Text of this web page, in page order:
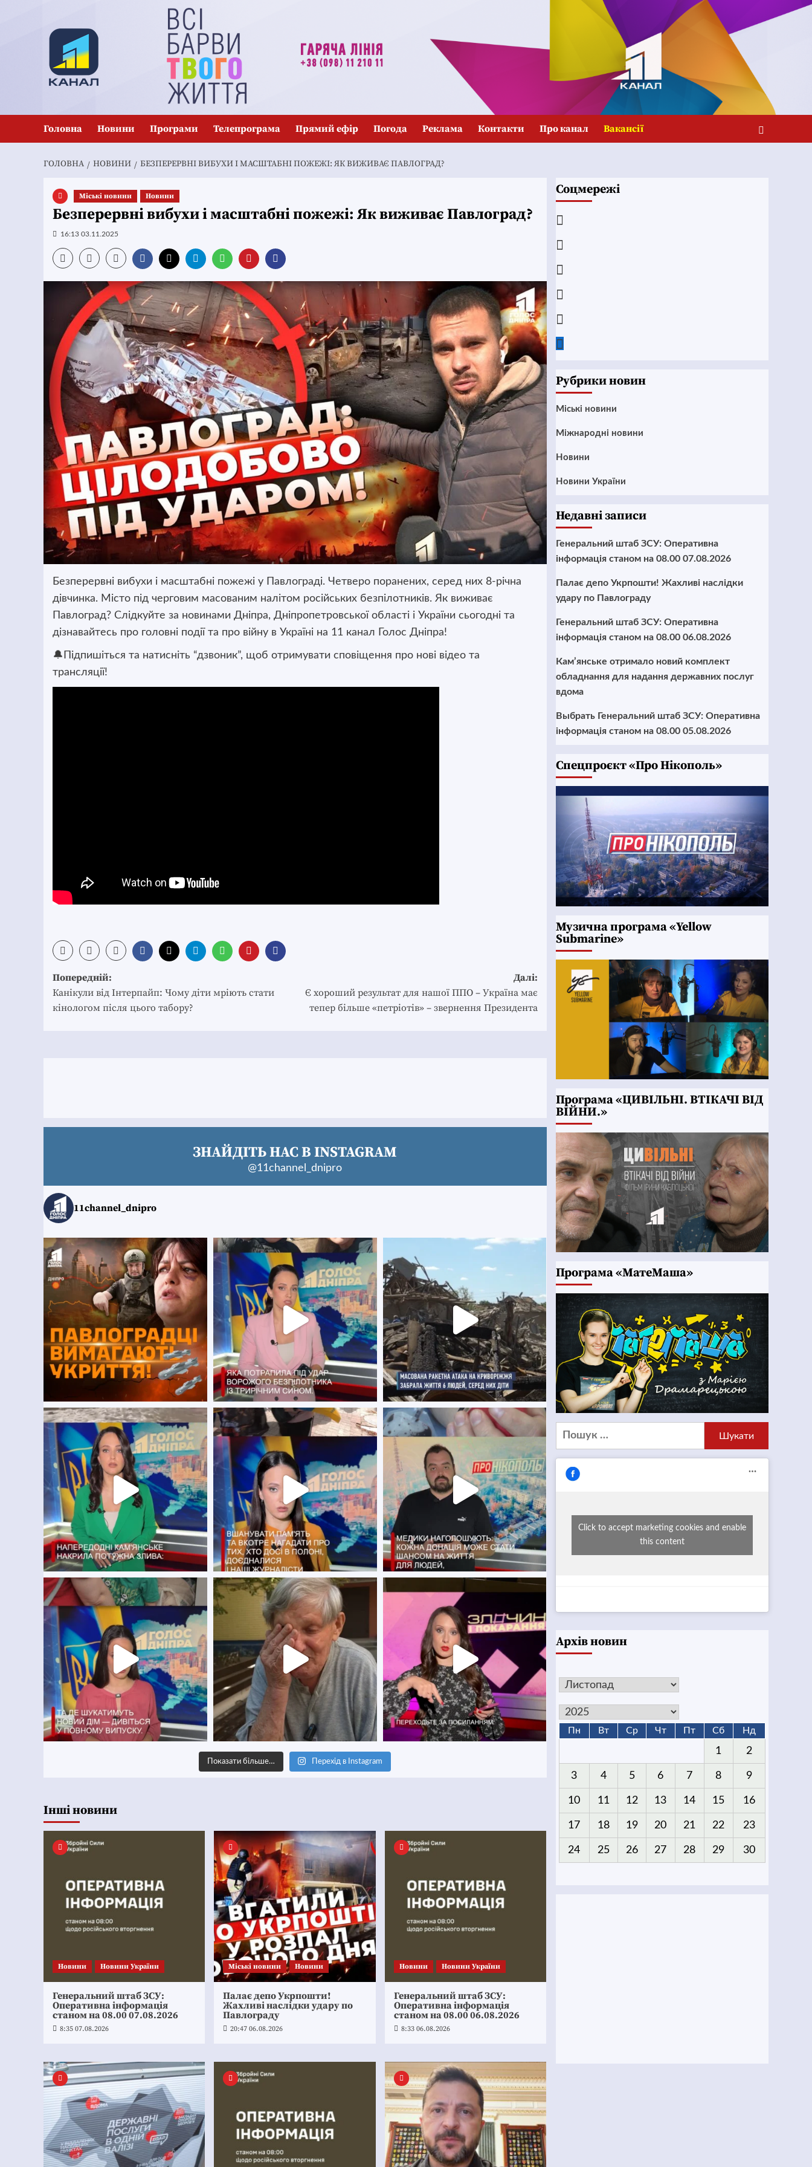
Головна Новини Програми Телепрограма Прямий ефір Погода Реклама Контакти Про канал Вакансії
ГОЛОВНА НОВИНИ БЕЗПЕРЕРВНІ ВИБУХИ І МАСШТАБНІ ПОЖЕЖІ: ЯК ВИЖИВАЄ ПАВЛОГРАД?
Mіські новини Новини
Безперервні вибухи і масштабні пожежі: Як виживає Павлоград?
16:13 03.11.2025
Безперервні вибухи і масштабні пожежі у Павлограді. Четверо поранених, серед них 8-річна
дівчинка. Місто під черговим масованим налітом російських безпілотників. Як виживає
Павлоград? Слідкуйте за новинами Дніпра, Дніпропетровської області і України сьогодні та
дізнавайтесь про головні події та про війну в Україні на 11 канал Голос Дніпра!
🔔Підпишіться та натисніть “дзвоник”, щоб отримувати сповіщення про нові відео та
трансляції!
Post
navigation
Попередній:
Канікули від Інтерпайп: Чому діти мріють стати
кінологом після цього табору?
Далі:
Є хороший результат для нашої ППО – Україна має
тепер більше «петріотів» – звернення Президента
ЗНАЙДІТЬ НАС В INSTAGRAM
@11channel_dnipro
11channel_dnipro
Показати більше… Перехід в Instagram
Інші новини
Новини Новини України
Генеральний штаб ЗСУ:
Оперативна інформація
станом на 08.00 07.08.2026
8:35 07.08.2026
Mіські новини Новини
Палає депо Укрпошти!
Жахливі наслідки удару по
Павлограду
20:47 06.08.2026
Новини Новини України
Генеральний штаб ЗСУ:
Оперативна інформація
станом на 08.00 06.08.2026
8:33 06.08.2026
Соцмережі
Рубрики новин
Mіські новини
Міжнародні новини
Новини
Новини України
Недавні записи
Генеральний штаб ЗСУ: Оперативна
інформація станом на 08.00 07.08.2026
Палає депо Укрпошти! Жахливі наслідки
удару по Павлограду
Генеральний штаб ЗСУ: Оперативна
інформація станом на 08.00 06.08.2026
Кам’янське отримало новий комплект
обладнання для надання державних послуг
вдома
Выбрать Генеральний штаб ЗСУ: Оперативна
інформація станом на 08.00 05.08.2026
Cпецпроєкт «Про Нікополь»
Музична програма «Yellow
Submarine»
Програма «ЦИВІЛЬНІ. ВТІКАЧІ ВІД
ВІЙНИ.»
Програма «МатеМаша»
Пошук:
Click to accept marketing cookies and enable
this content
Архів новин
Пн Вт Ср Чт Пт Сб Нд
1 2
3 4 5 6 7 8 9
10 11 12 13 14 15 16
17 18 19 20 21 22 23
24 25 26 27 28 29 30